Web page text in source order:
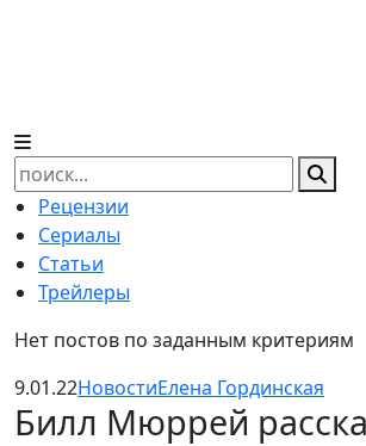
Найти:
Рецензии
Сериалы
Статьи
Трейлеры
Нет постов по заданным критериям
9.01.22НовостиЕлена Гординская
Билл Мюррей